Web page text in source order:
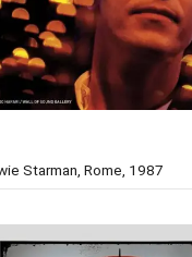
Starman, Rome, 1987